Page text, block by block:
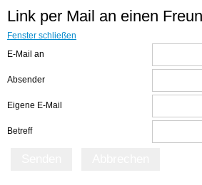
Link per Mail an einen
Fenster schließen
E-Mail an
Absender
Eigene E-Mail
Betreff